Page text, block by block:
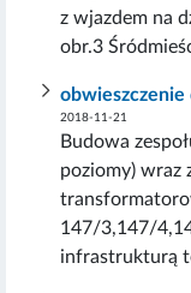
z wjazdem na
obr.3
obwieszczenie
2018-11-21
Budowa
poziomy) wraz
147/3,147/
infrastrukturą